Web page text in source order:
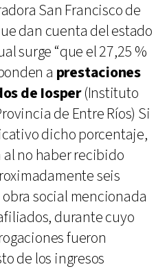
San Francisco de
dan cuenta del estado
surge “que el 27,25 %
a prestaciones
de Iosper(Instituto
de Entre Ríos) Si
dicho porcentaje,
al no haber recibido
seis
social mencionada
durante cuyo
fueron
de los ingresos